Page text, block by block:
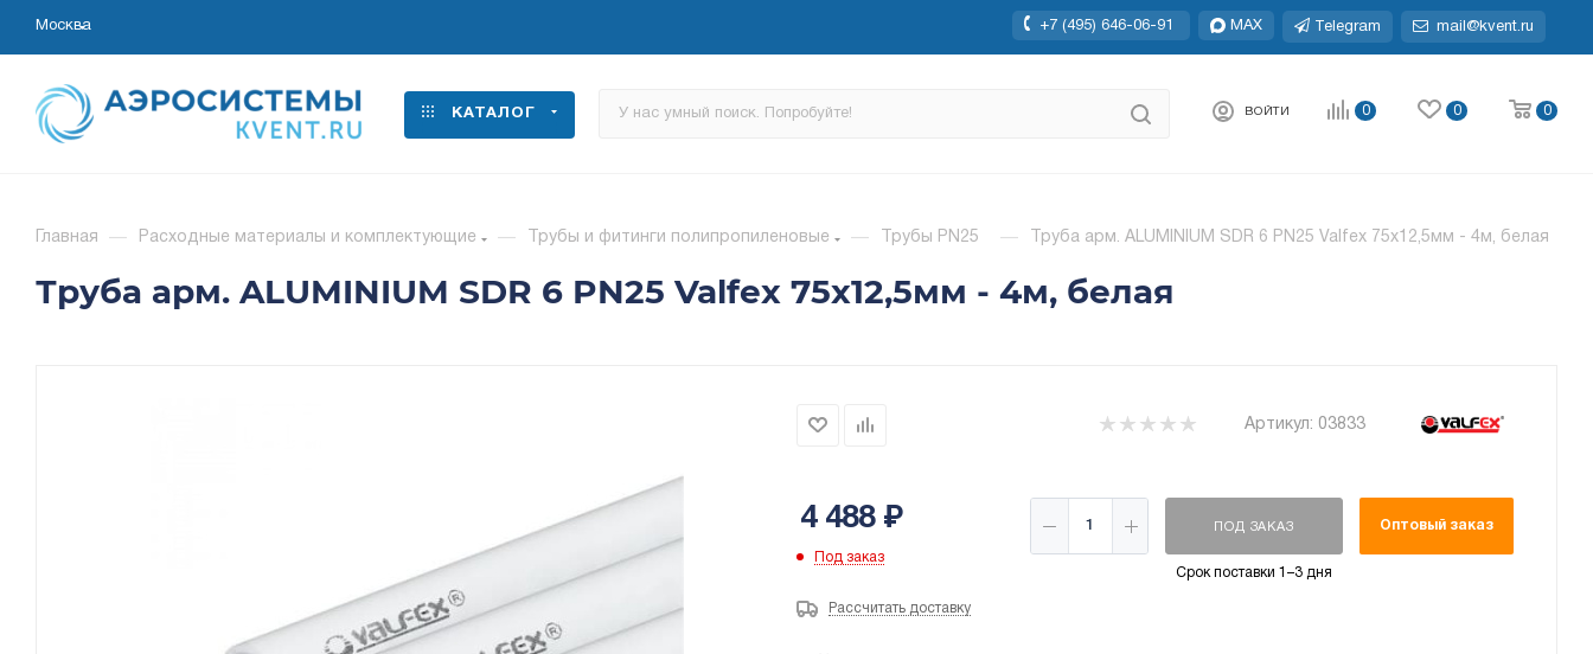
Москва +7 (495) 646-06-91 MAX Telegram mail@kvent.ru
КАТАЛОГ ВОЙТИ 0 0 0
Главная — Расходные материалы и комплектующие — Трубы и фитинги полипропиленовые — Трубы PN25 — Труба арм. ALUMINIUM SDR 6 PN25 Valfex 75x12,5мм - 4м, белая
Труба арм. ALUMINIUM SDR 6 PN25 Valfex 75x12,5мм - 4м, белая
Артикул: 03833
4 488₽
Под заказ
ПОД ЗАКАЗ
Срок поставки 1–3 дня
Оптовый заказ
Рассчитать доставку